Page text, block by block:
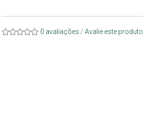
0 avaliações / Avalie este produto